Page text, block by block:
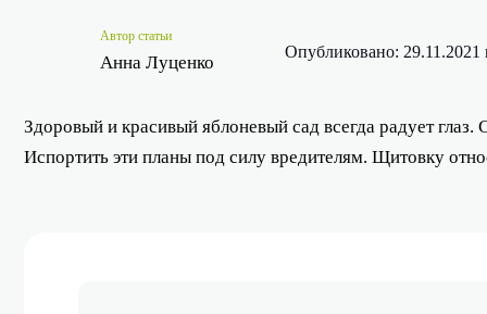
Автор статьи
Анна Луценко
Опубликовано: 29.11.2021
Здоровый и красивый яблоневый сад всегда радует
Испортить эти планы под силу вредителям. Щитовку